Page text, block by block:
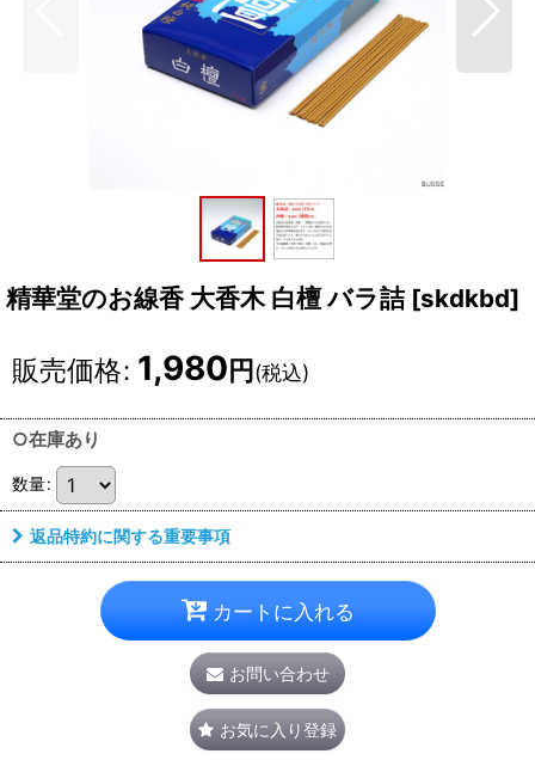
精華堂のお線香 大香木 白檀 バラ詰 [skdkbd]
販売価格: 1,980円(税込)
○在庫あり
数量:
返品特約に関する重要事項
カートに入れる
お問い合わせ
お気に入り登録